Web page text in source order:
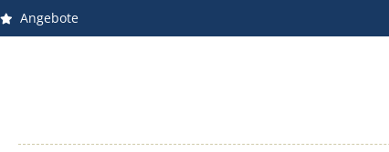
Hauptinhalt springen
Zur Suche springen
Zur Hauptnavigation springen
Angebote